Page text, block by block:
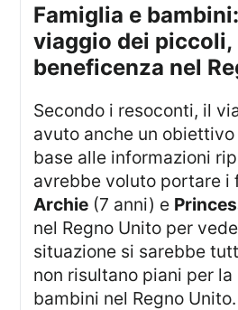
famiglia e bambini: niente
viaggio dei piccoli,
beneficenza nel
Secondo i resoconti, il viaggio avrebbe
avuto anche un
base alle informazioni
avrebbe voluto portare i
Archie (7 anni) e
nel Regno Unito per
situazione si sarebbe
non risultano piani per
bambini nel Regno Unito.